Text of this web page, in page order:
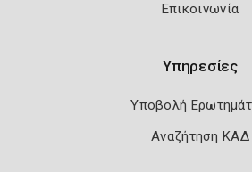
Επικοινωνία
Υπηρεσίες
Υποβολή
Αναζήτηση ΚΑΔ